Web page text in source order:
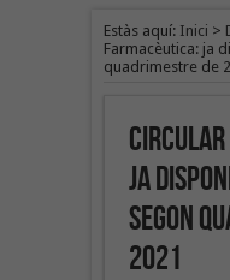
Estàs aquí: Inici >
Farmacèutica: ja
quadrimestre de
Circular
ja
segon
2021